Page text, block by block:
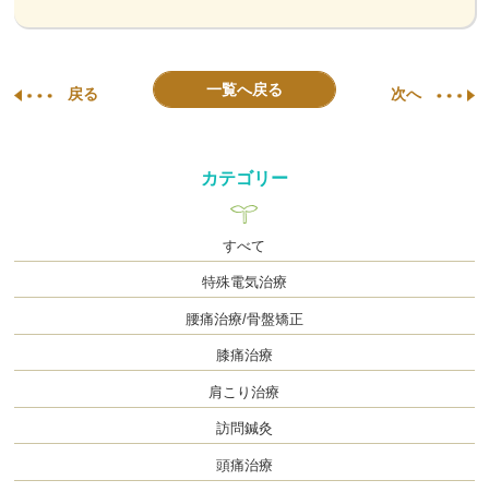
戻る 一覧へ戻る 次へ
カテゴリー
すべて
特殊電気治療
腰痛治療/骨盤矯正
膝痛治療
肩こり治療
訪問鍼灸
頭痛治療